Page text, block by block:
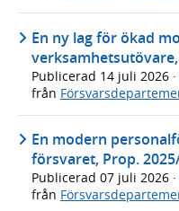
En ny lag för ökad
Publicerad 14 juli 2026 ·
från
En modern
försvaret, Prop.
Publicerad 07 juli 2026 ·
från